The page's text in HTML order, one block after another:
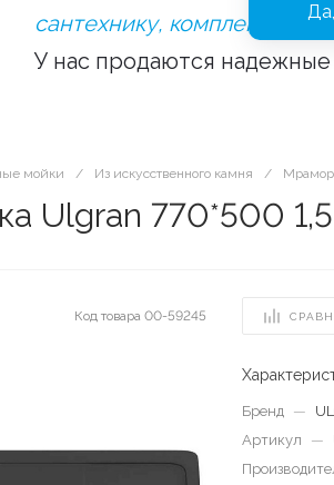
сантехнику,
У нас продаются
мойки / Из искусственного камня /
Ulgran 770*500
Код товара 00-59245
Бренд —
Артикул
—